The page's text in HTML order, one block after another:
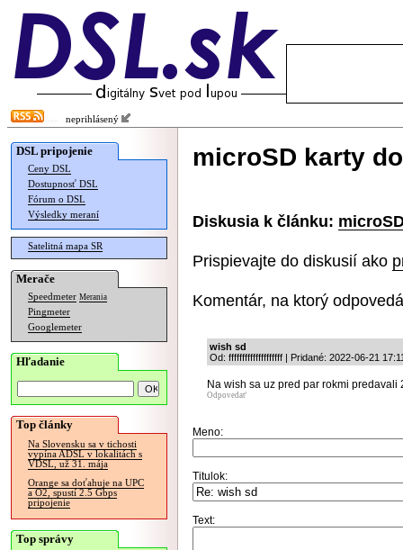
neprihlásený
DSL pripojenie
Ceny DSL
Dostupnosť DSL
Fórum o DSL
Výsledky meraní
Satelitná mapa SR
Merače
Speedmeter Merania
Pingmeter
Googlemeter
Hľadanie
Top články
Na Slovensku sa v tichosti
vypína ADSL v lokalitách s
VDSL, už 31. mája
Orange sa doťahuje na UPC
a O2, spustí 2.5 Gbps
pripojenie
Top správy
microSD karty
Diskusia k článku:
Prispievajte do diskusií ako
Komentár, na ktorý
wish sd
Od: ffffffffffffffffffff | Pridané: 2022-06-21
Na wish sa uz pred par rokmi predavali
Odpovedať
Meno:
Titulok:
Text: